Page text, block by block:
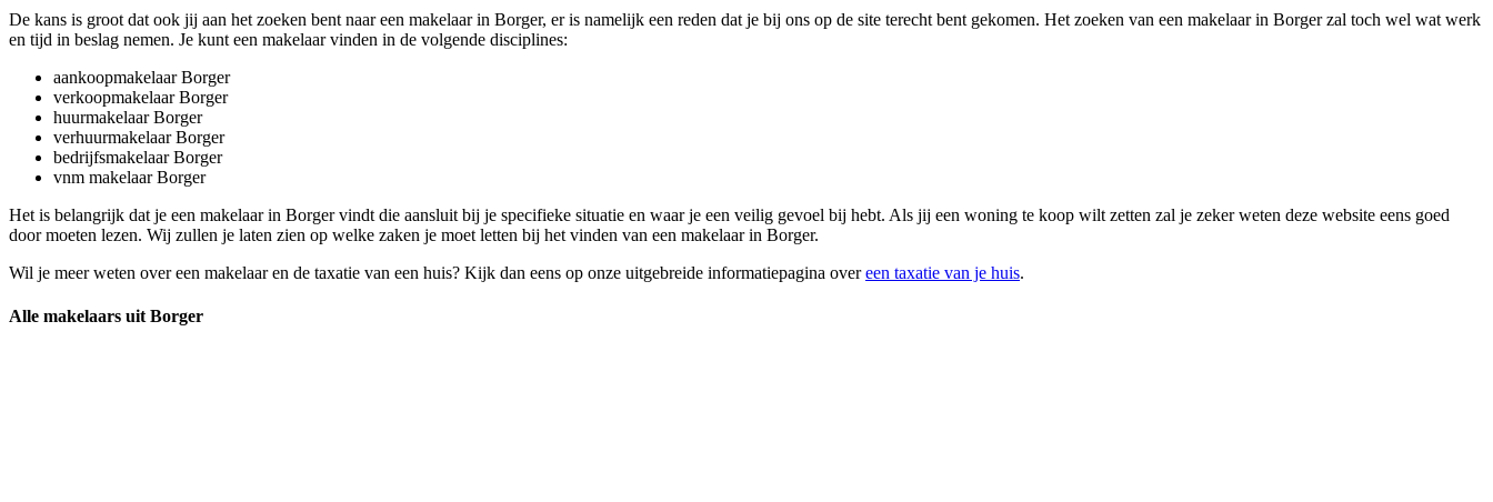
De kans is groot dat ook jij aan het zoeken bent naar een makelaar in Borger, er is namelijk een reden dat je bij ons op de site terecht bent gekomen. Het zoeken van een makelaar in Borger zal toch wel wat werk
en tijd in beslag nemen. Je kunt een makelaar vinden in de volgende disciplines:
aankoopmakelaar Borger
verkoopmakelaar Borger
huurmakelaar Borger
verhuurmakelaar Borger
bedrijfsmakelaar Borger
vnm makelaar Borger
Het is belangrijk dat je een makelaar in Borger vindt die aansluit bij je specifieke situatie en waar je een veilig gevoel bij hebt. Als jij een woning te koop wilt zetten zal je zeker weten deze website eens goed
door moeten lezen. Wij zullen je laten zien op welke zaken je moet letten bij het vinden van een makelaar in Borger.
Wil je meer weten over een makelaar en de taxatie van een huis? Kijk dan eens op onze uitgebreide informatiepagina overeen taxatie van je huis.
Alle makelaars uit Borger